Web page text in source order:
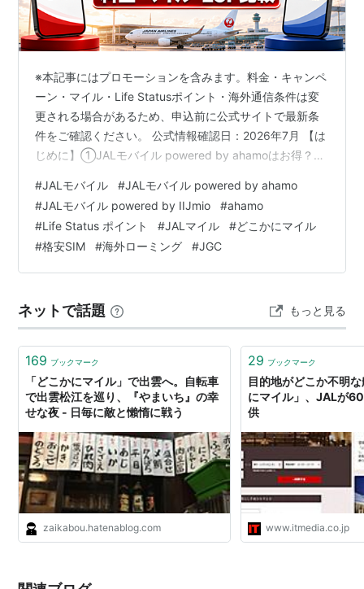
※本記事にはプロモーションを含みます。料金・キャンペ
ーン・マイル・Life Statusポイント・海外通信条件は変
更される場合があるため、申込前に公式サイトで最新条
件をご確認ください。 公式情報確認日：2026年7月 【は
じめに】①JALモバイル powered by ahamoはお得？結
ahamoと同じ月額2,970円・30GB・5分以内の国内通話
無料で、毎月125マイルや年1回の「どこかにマイル」特
典を利用できます。海外旅行が多いJAL利用者には有力で
すが、既存ahamo利用者やドコモからのプラン変更者は
毎月1LSPの対…
#JALモバイル #JALモバイル powered by ahamo
#JALモバイル powered by IIJmio #ahamo
#Life Status ポイント #JALマイル #どこかにマイル
#格安SIM #海外ローミング #JGC
ネットで話題 もっと見る
169 ブックマーク
「どこかにマイル」で出雲へ。自転車
で出雲松江を巡り、『やまいち』の幸
せな夜 - 日毎に敵と懶惰に戦う
zaikabou.hatenablog.com
29 ブックマーク
目的地がどこか不明
にマイル」、JALが
供
www.itmedia.co.jp